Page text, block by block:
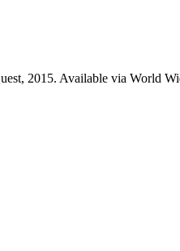
2015. Available via World